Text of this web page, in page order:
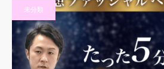
未分類